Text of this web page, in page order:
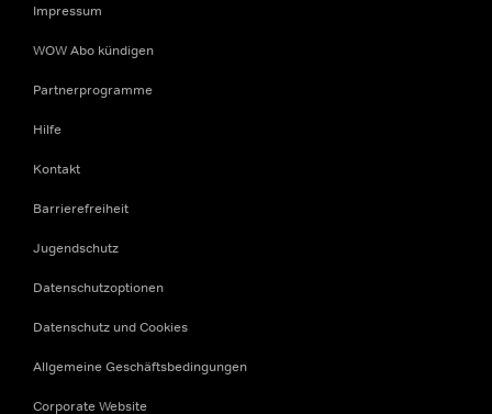
Impressum
WOW Abo kündigen
Partnerprogramme
Hilfe
Kontakt
Barrierefreiheit
Jugendschutz
Datenschutzoptionen
Datenschutz und Cookies
Allgemeine Geschäftsbedingungen
Corporate Website